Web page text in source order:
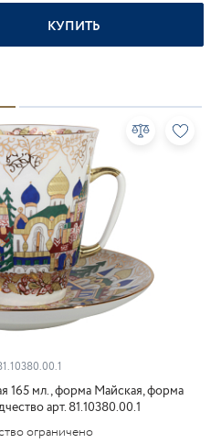
КУПИТЬ
165 мл., форма Майская, форма
арт. 81.10380.00.1
ограничено